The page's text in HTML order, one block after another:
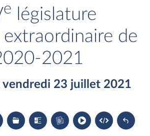
e
législature
extraordinaire de
2021
vendredi 23 juillet 2021
Les
dossiers
législatifs
Les
textes
examinés
Accéder
au
cahier